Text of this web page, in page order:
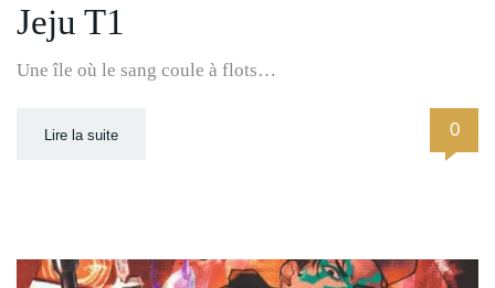
Jeju T1
Une île où le sang coule à flots…
Lire la suite 0